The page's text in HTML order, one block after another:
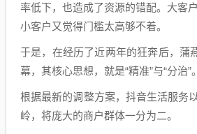
率低下，也造成了资源的错配。大客
小客户又觉得门槛太高够不着。
于是，在经历了近两年的狂奔后，蒲
幕，其核心思想，就是“精准”与“分治”。
根据最新的调整方案，抖音生活服务
岭，将庞大的商户群体一分为二。